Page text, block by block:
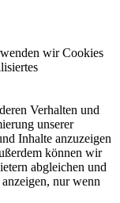
wir Cookies
Verhalten und
unserer
Inhalte anzuzeigen
können wir
abgleichen und
nur wenn